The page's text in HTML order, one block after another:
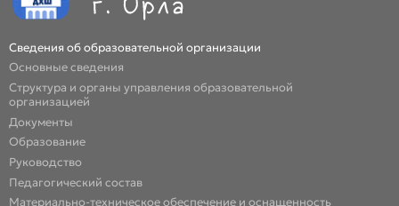
Сведения об образовательной организации
Основные сведения
Структура и органы управления образовательной
организацией
Документы
Образование
Руководство
Педагогический состав
Материально-техническое обеспечение и оснащенность